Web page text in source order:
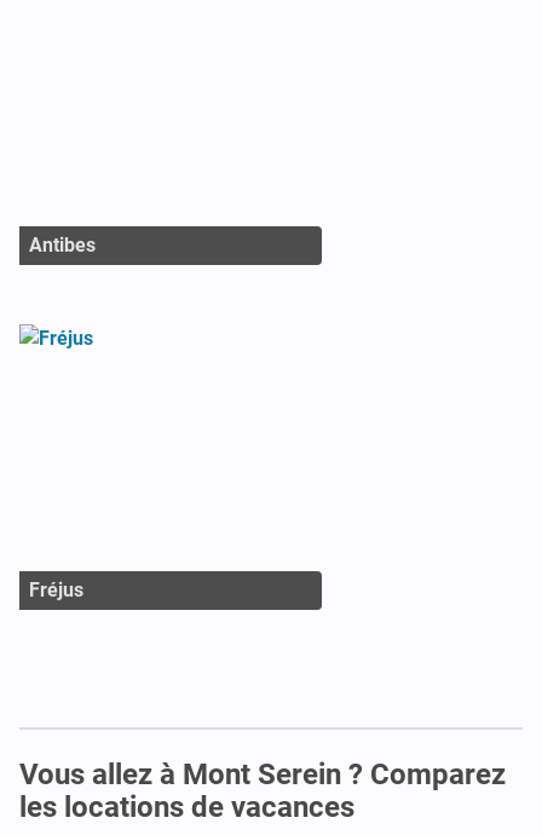
Antibes
Fréjus
Vous allez à Mont Serein ? Comparez
les locations de vacances